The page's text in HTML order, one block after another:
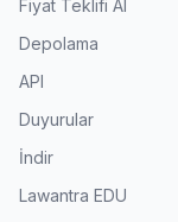
Fiyat Teklifi Al
Depolama
API
Duyurular
İndir
Lawantra EDU